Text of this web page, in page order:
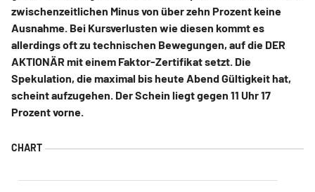
zwischenzeitlichen Minus von über zehn Prozent keine
Ausnahme. Bei Kursverlusten wie diesen kommt es
allerdings oft zu technischen Bewegungen, auf die DER
AKTIONÄR mit einem Faktor-Zertifikat setzt. Die
Spekulation, die maximal bis heute Abend Gültigkeit hat,
scheint aufzugehen. Der Schein liegt gegen 11 Uhr 17
Prozent vorne.